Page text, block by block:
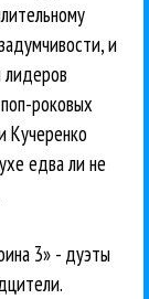
и
лидеров
роковых
Кучеренко
едва ли не
3» - дуэты